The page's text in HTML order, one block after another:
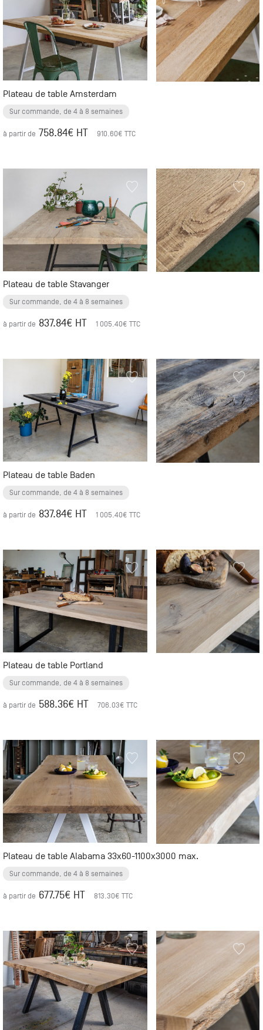
Plateau de table Amsterdam
Sur commande, de 4 à 8 semaines
à partir de 758.84€ HT 910.60€ TTC
Plateau de table Stavanger
Sur commande, de 4 à 8 semaines
à partir de 837.84€ HT 1 005.40€ TTC
Plateau de table Baden
Sur commande, de 4 à 8 semaines
à partir de 837.84€ HT 1 005.40€ TTC
Plateau de table Portland
Sur commande, de 4 à 8 semaines
à partir de 588.36€ HT 706.03€ TTC
Plateau de table Alabama 33x60-1100x3000 max.
Sur commande, de 4 à 8 semaines
à partir de 677.75€ HT 813.30€ TTC